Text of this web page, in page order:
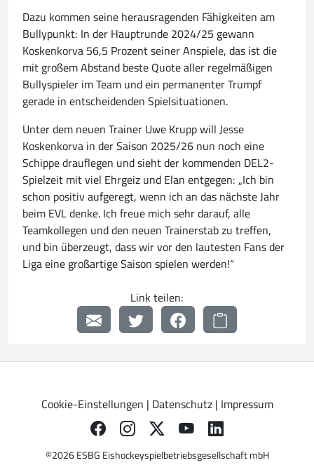
Dazu kommen seine herausragenden Fähigkeiten am
Bullypunkt: In der Hauptrunde 2024/25 gewann
Koskenkorva 56,5 Prozent seiner Anspiele, das ist die
mit großem Abstand beste Quote aller regelmäßigen
Bullyspieler im Team und ein permanenter Trumpf
gerade in entscheidenden Spielsituationen.
Unter dem neuen Trainer Uwe Krupp will Jesse
Koskenkorva in der Saison 2025/26 nun noch eine
Schippe drauflegen und sieht der kommenden DEL2-
Spielzeit mit viel Ehrgeiz und Elan entgegen: „Ich bin
schon positiv aufgeregt, wenn ich an das nächste Jahr
beim EVL denke. Ich freue mich sehr darauf, alle
Teamkollegen und den neuen Trainerstab zu treffen,
und bin überzeugt, dass wir vor den lautesten Fans der
Liga eine großartige Saison spielen werden!“
Link teilen:
Cookie-Einstellungen | Datenschutz| Impressum
©2026 ESBG Eishockeyspielbetriebsgesellschaft mbH